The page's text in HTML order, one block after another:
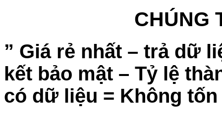
CHÚNG
” Giá rẻ nhất – trả dữ
kết bảo mật – Tỷ lệ
có dữ liệu = Không tốn